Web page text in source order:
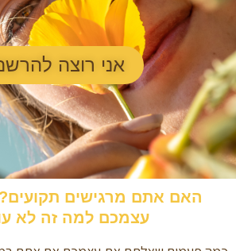
אני רוצה
האם אתם מרגישים
עצמכם למה זה לא